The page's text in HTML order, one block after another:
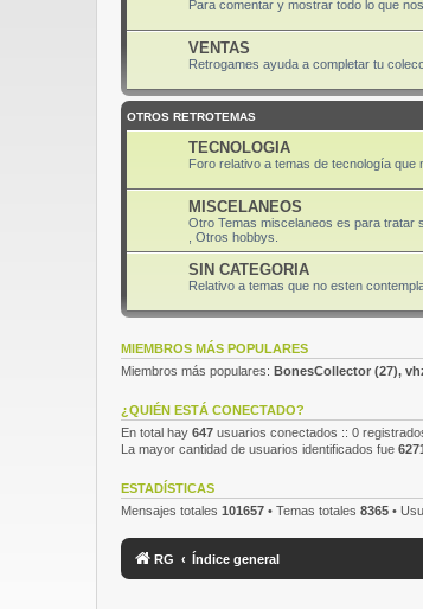
Para comentar y mostrar todo lo que
VENTAS
Retrogames ayuda a completar tu
OTROS RETROTEMAS
TECNOLOGIA
Foro relativo a temas de tecnología que
MISCELANEOS
Otro Temas miscelaneos es para tratar
, Otros hobbys.
SIN CATEGORIA
Relativo a temas que no esten
MIEMBROS MÁS POPULARES
Miembros más populares: BonesCollector (27),
¿QUIÉN ESTÁ CONECTADO?
En total hay 647 usuarios conectados :: 0
La mayor cantidad de usuarios identificados fue
ESTADÍSTICAS
Mensajes totales 101657 • Temas totales 8365 •
RG Índice general